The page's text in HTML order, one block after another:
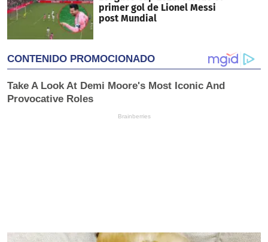
primer gol de Lionel Messi
post Mundial